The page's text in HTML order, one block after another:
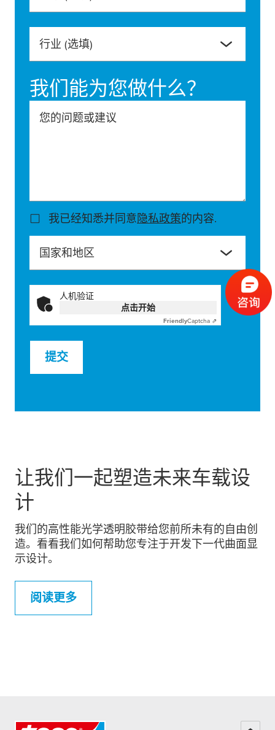
行业 (选填)
我们能为您做什么？
您的问题或建议
我已经知悉并同意隐私政策的内容.
国家和地区
人机验证
点击开始
FriendlyCaptcha ⇗
提交
让我们一起塑造未来车载设
计
我们的高性能光学透明胶带给您前所未有的自由创
造。看看我们如何帮助您专注于开发下一代曲面显
示设计。
阅读更多